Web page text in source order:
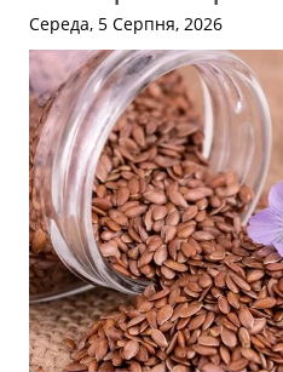
Середа, 5 Серпня, 2026